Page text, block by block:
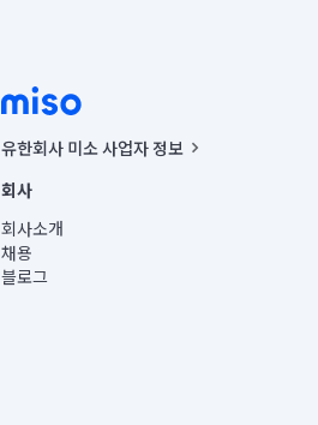
유한회사 미소 사업자 정보
사업자등록번호 : 291-87-00271 | 인허가번호 :
통신판매신고번호 : 2024-서울종로-1400(공정거
대표이사 : CHING VICTOR COLUMBIA RHEE
주소 | 본사: 서울특별시 종로구 율곡로 6(중학동,
컨택센터 : 서울특별시 종로구 수송동 율곡로
회사
회사소개
채용
블로그